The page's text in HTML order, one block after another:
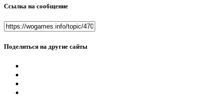
Ссылка на сообщение
Поделиться на другие сайты